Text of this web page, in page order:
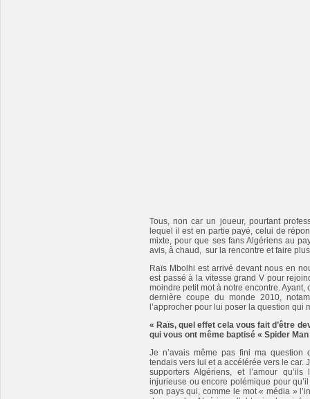
Tous, non car un joueur, pourtant
lequel il est en partie payé, celui de
mixte, pour que ses fans Algériens au
avis, à chaud, sur la rencontre et faire
Raïs Mbolhi est arrivé devant nous en
est passé à la vitesse grand V pour
moindre petit mot à notre encontre.
dernière coupe du monde 2010,
l’approcher pour lui poser la question
« Raïs, quel effet cela vous fait d’être
qui vous ont même baptisé « Spider Man
Je n’avais même pas fini ma question
tendais vers lui et a accélérée vers le car.
supporters Algériens, et l’amour
injurieuse ou encore polémique pour
son pays qui, comme le mot « média »